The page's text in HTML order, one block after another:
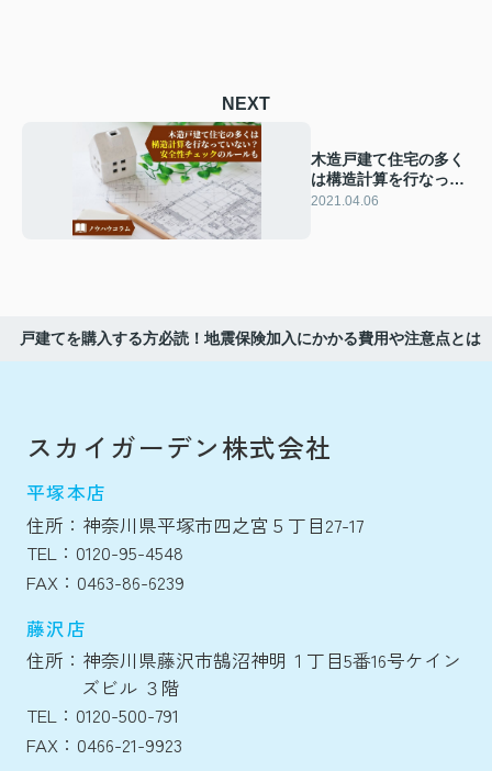
NEXT
木造戸建て住宅の多く
は構造計算を行なって
いない？安全性チェッ
2021.04.06
戸建てを購入する方必読！地震保険加入にかかる費用や注意点とは
スカイガーデン株式会社
平塚本店
住所：神奈川県平塚市四之宮５丁目27-17
TEL：0120-95-4548
FAX：0463-86-6239
藤沢店
住所：神奈川県藤沢市鵠沼神明１丁目5番16号ケイン
ズビル ３階
TEL：0120-500-791
FAX：0466-21-9923